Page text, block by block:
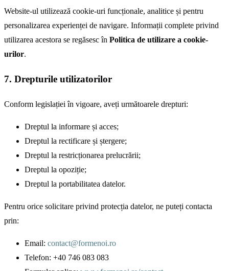
Website-ul utilizează cookie-uri funcționale, analitice și pentru
personalizarea experienței de navigare. Informații complete privind
utilizarea acestora se regăsesc în Politica de utilizare a cookie-
urilor.
7. Drepturile utilizatorilor
Conform legislației în vigoare, aveți următoarele drepturi:
Dreptul la informare și acces;
Dreptul la rectificare și ștergere;
Dreptul la restricționarea prelucrării;
Dreptul la opoziție;
Dreptul la portabilitatea datelor.
Pentru orice solicitare privind protecția datelor, ne puteți contacta
prin:
Email: contact@formenoi.ro
Telefon: +40 746 083 083